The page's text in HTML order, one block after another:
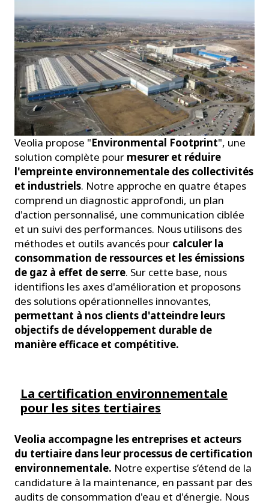
Veolia propose "Environmental Footprint", une
solution complète pour mesurer et réduire
l'empreinte environnementale des collectivités
et industriels. Notre approche en quatre étapes
comprend un diagnostic approfondi, un plan
d'action personnalisé, une communication ciblée
et un suivi des performances. Nous utilisons des
méthodes et outils avancés pour calculer la
consommation de ressources et les émissions
de gaz à effet de serre. Sur cette base, nous
identifions les axes d'amélioration et proposons
des solutions opérationnelles innovantes,
permettant à nos clients d'atteindre leurs
objectifs de développement durable de
manière efficace et compétitive.
La certification environnementale
pour les sites tertiaires
Veolia accompagne les entreprises et acteurs
du tertiaire dans leur processus de certification
environnementale. Notre expertise s’étend de la
candidature à la maintenance, en passant par des
audits de consommation d'eau et d'énergie. Nous